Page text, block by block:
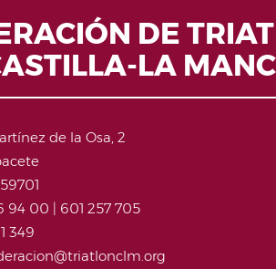
DE
LA
de la Osa, 2
94 00 | 601 257 705
349